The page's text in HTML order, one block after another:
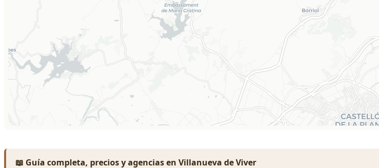
📖 Guía completa, precios y agencias en Villanueva de Viver